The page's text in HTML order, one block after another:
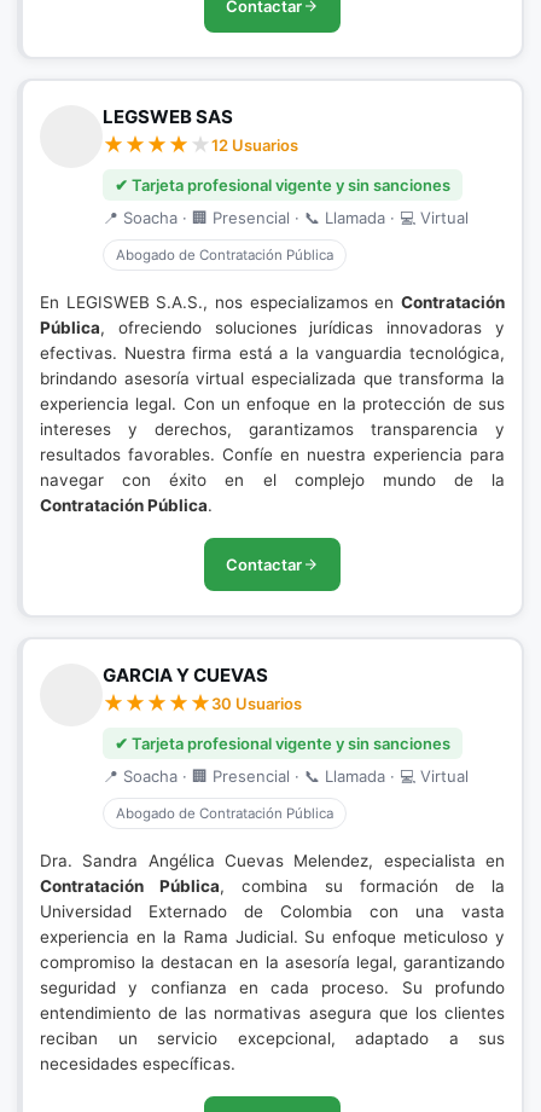
Contactar
LEGSWEB SAS
12 Usuarios
✔ Tarjeta profesional vigente y sin sanciones
📍 Soacha · 🏢 Presencial · 📞 Llamada · 💻 Virtual
Abogado de Contratación Pública
En LEGISWEB S.A.S., nos especializamos en Contratación
Pública, ofreciendo soluciones jurídicas innovadoras y
efectivas. Nuestra firma está a la vanguardia tecnológica,
brindando asesoría virtual especializada que transforma la
experiencia legal. Con un enfoque en la protección de sus
intereses y derechos, garantizamos transparencia y
resultados favorables. Confíe en nuestra experiencia para
navegar con éxito en el complejo mundo de la
Contratación Pública.
Contactar
GARCIA Y CUEVAS
30 Usuarios
✔ Tarjeta profesional vigente y sin sanciones
📍 Soacha · 🏢 Presencial · 📞 Llamada · 💻 Virtual
Abogado de Contratación Pública
Dra. Sandra Angélica Cuevas Melendez, especialista en
Contratación Pública, combina su formación de la
Universidad Externado de Colombia con una vasta
experiencia en la Rama Judicial. Su enfoque meticuloso y
compromiso la destacan en la asesoría legal, garantizando
seguridad y confianza en cada proceso. Su profundo
entendimiento de las normativas asegura que los clientes
reciban un servicio excepcional, adaptado a sus
necesidades específicas.